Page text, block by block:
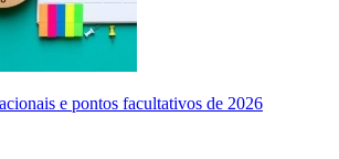
e pontos facultativos de 2026